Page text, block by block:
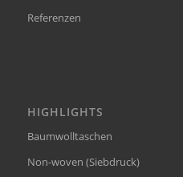
Referenzen
HIGHLIGHTS
Baumwolltaschen
Non-woven (Siebdruck)